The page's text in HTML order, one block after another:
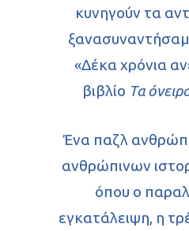
κυνηγούν τα
«Δέκα χρόνια
βιβλίο Τα
Ένα παζλ
ανθρώπινων
όπου ο
εγκατάλειψη, η